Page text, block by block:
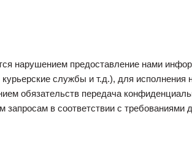
нарушением предоставление нами
службы и т.д.), для исполнения
обязательств передача
в соответствии с требованиями